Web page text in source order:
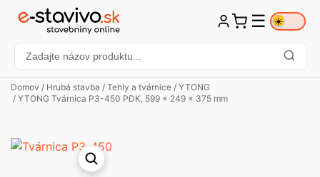
☰ ☀️
Domov / Hrubá stavba / Tehly a tvárnice / YTONG
/ YTONG Tvárnica P3-450 PDK, 599 x 249 x 375 mm